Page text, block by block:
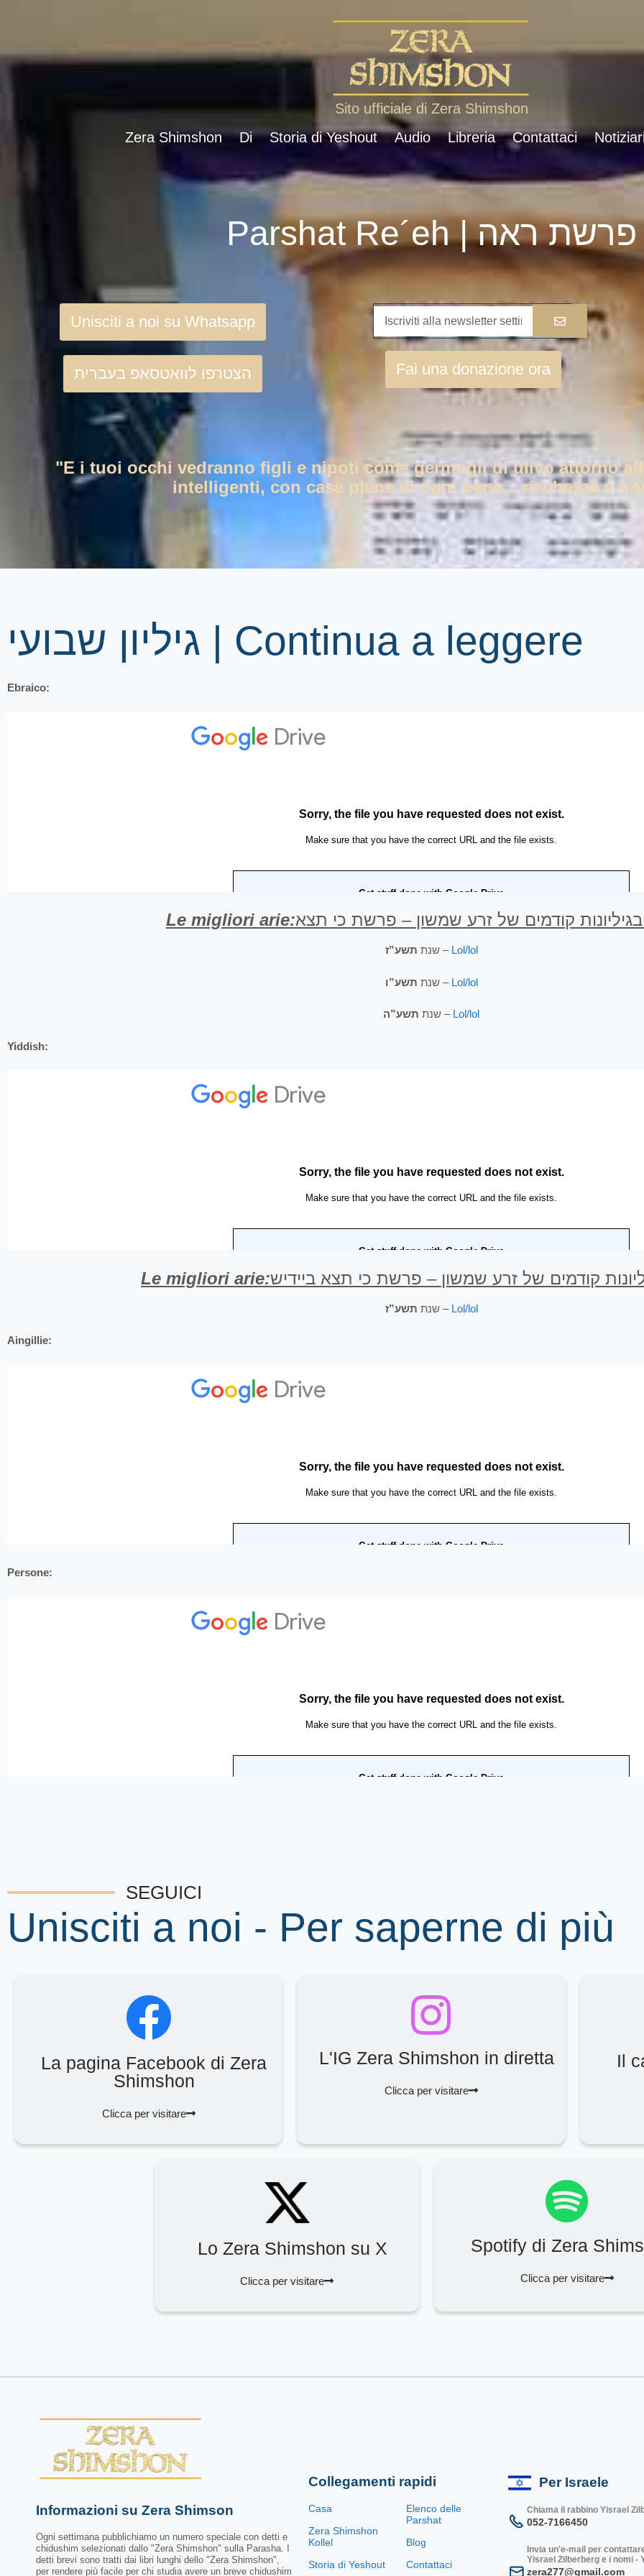
Sito ufficiale di Zera Shimshon
Zera Shimshon
Di Storia di Yeshout Audio Libreria Contattaci
Parshat Re´eh | פרשת ראה
Unisciti a noi su Whatsapp
הצטרפו לוואטסאפ בעברית Fai una donazione ora
"E i tuoi occhi vedranno figli e nipoti come germogli di ulivo attorno
intelligenti, con case piene di ogni bene... ricchezza e
גיליון שבועי | Continua a leggere
Ebraico:
Le migliori arie:בגיליונות קודמים של זרע שמשון – פרשת כי תצא
שנת תשע”ז – Lol/lol
שנת תשע”ו – Lol/lol
שנת תשע”ה – Lol/lol
Yiddish:
Le migliori arie:קודמים של זרע שמשון – פרשת כי תצא ביידיש
שנת תשע”ז – Lol/lol
Aingillie:
Persone:
SEGUICI
Unisciti a noi - Per saperne di più
La pagina Facebook di Zera
Shimshon
Clicca per visitare
L'IG Zera Shimshon in diretta
Clicca per visitare
Il
Lo Zera Shimshon su X
Clicca per visitare
Spotify di Zera
Clicca per visitare
Informazioni su Zera Shimson
Ogni settimana pubblichiamo un numero speciale con detti e
chidushim selezionati dallo "Zera Shimshon" sulla Parasha. I
detti brevi sono tratti dai libri lunghi dello "Zera Shimshon",
per rendere più facile per chi studia avere un breve chidushim
Collegamenti rapidi
Casa
Zera Shimshon
Kollel
Storia di Yeshout
Elenco delle
Parshat
Blog
Contattaci
Per Israele
Chiama il rabbino Yisrael
052-7166450
Invia un'e-mail per
Yisrael Zilberberg e i nomi -
zera277@gmail.com